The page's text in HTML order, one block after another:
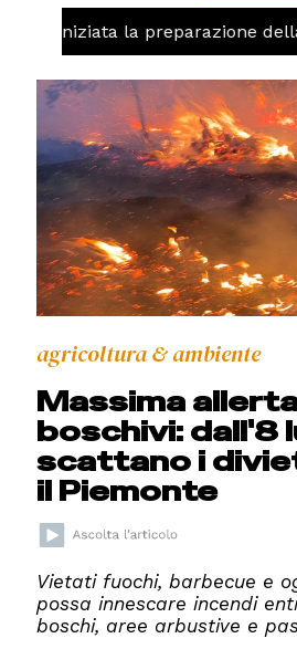
iniziata la preparazione della
agricoltura & ambiente
Massima
boschivi: dall'8
scattano i
il Piemonte
Vietati fuochi, barbecue e
possa innescare incendi
boschi, aree arbustive e